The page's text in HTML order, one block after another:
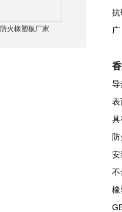
防火橡塑板厂家
抗
导
表
具
安
不
橡